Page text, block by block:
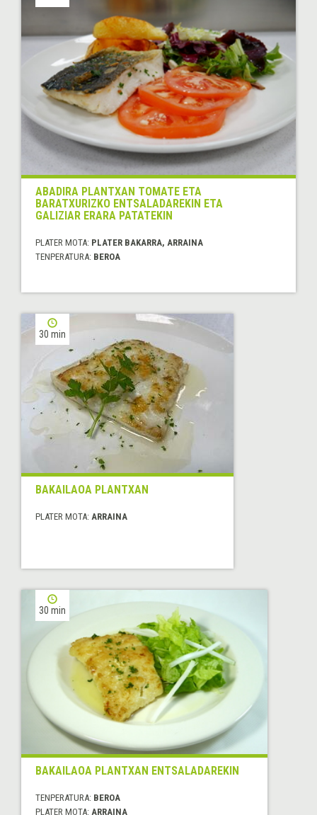
ABADIRA PLANTXAN TOMATE ETA
BARATXURIZKO ENTSALADAREKIN ETA
GALIZIAR ERARA PATATEKIN
PLATER MOTA: PLATER BAKARRA, ARRAINA
TENPERATURA: BEROA
30 min
BAKAILAOA PLANTXAN
PLATER MOTA: ARRAINA
30 min
BAKAILAOA PLANTXAN ENTSALADAREKIN
TENPERATURA: BEROA
PLATER MOTA: ARRAINA